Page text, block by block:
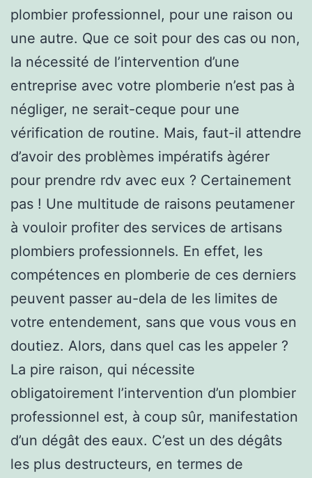
plombier professionnel, pour une raison ou
une autre. Que ce soit pour des cas ou non,
la nécessité de l’intervention d’une
entreprise avec votre plomberie n’est pas à
négliger, ne serait-ceque pour une
vérification de routine. Mais, faut-il attendre
d’avoir des problèmes impératifs àgérer
pour prendre rdv avec eux ? Certainement
pas ! Une multitude de raisons peutamener
à vouloir profiter des services de artisans
plombiers professionnels. En effet, les
compétences en plomberie de ces derniers
peuvent passer au-dela de les limites de
votre entendement, sans que vous vous en
doutiez. Alors, dans quel cas les appeler ?
La pire raison, qui nécessite
obligatoirement l’intervention d’un plombier
professionnel est, à coup sûr, manifestation
d’un dégât des eaux. C’est un des dégâts
les plus destructeurs, en termes de